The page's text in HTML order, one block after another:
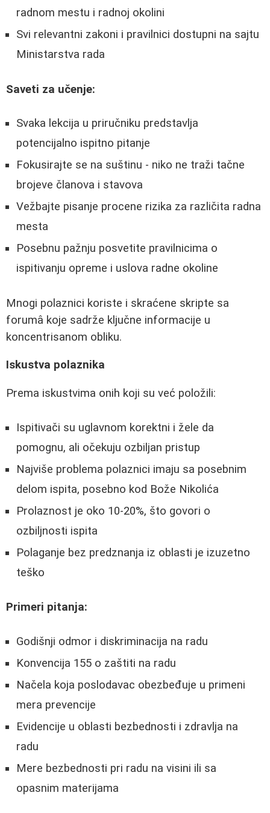
radnom mestu i radnoj okolini
Svi relevantni zakoni i pravilnici dostupni na sajtu
Ministarstva rada
Saveti za učenje:
Svaka lekcija u priručniku predstavlja
potencijalno ispitno pitanje
Fokusirajte se na suštinu - niko ne traži tačne
brojeve članova i stavova
Vežbajte pisanje procene rizika za različita radna
mesta
Posebnu pažnju posvetite pravilnicima o
ispitivanju opreme i uslova radne okoline
Mnogi polaznici koriste i skraćene skripte sa
forumâ koje sadrže ključne informacije u
koncentrisanom obliku.
Iskustva polaznika
Prema iskustvima onih koji su već položili:
Ispitivači su uglavnom korektni i žele da
pomognu, ali očekuju ozbiljan pristup
Najviše problema polaznici imaju sa posebnim
delom ispita, posebno kod Bože Nikolića
Prolaznost je oko 10-20%, što govori o
ozbiljnosti ispita
Polaganje bez predznanja iz oblasti je izuzetno
teško
Primeri pitanja:
Godišnji odmor i diskriminacija na radu
Konvencija 155 o zaštiti na radu
Načela koja poslodavac obezbeđuje u primeni
mera prevencije
Evidencije u oblasti bezbednosti i zdravlja na
radu
Mere bezbednosti pri radu na visini ili sa
opasnim materijama